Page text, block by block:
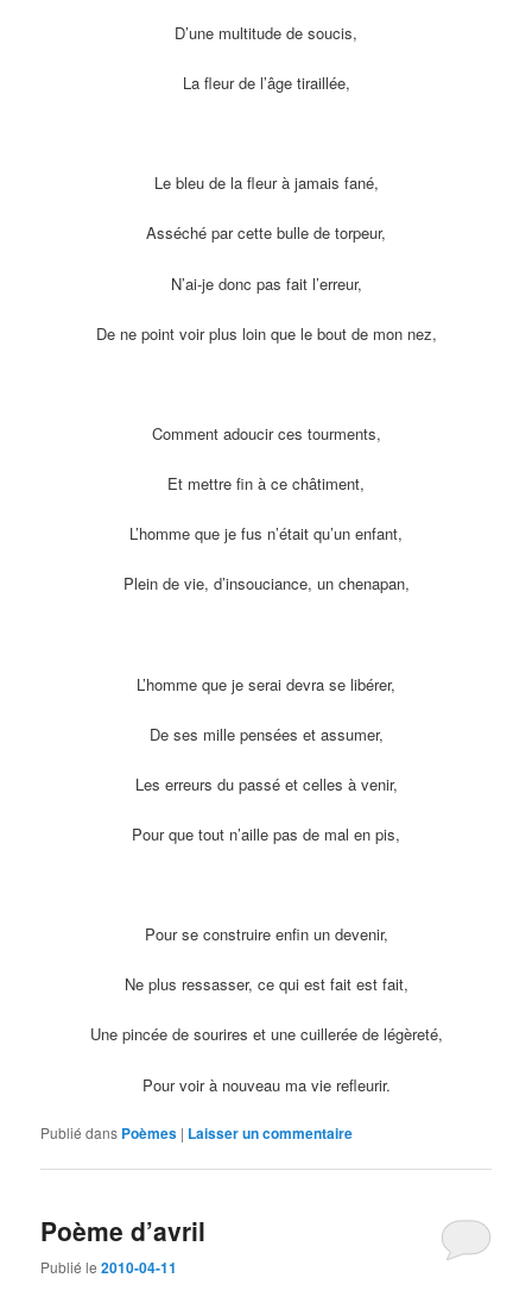
D’une multitude de soucis,
La fleur de l’âge tiraillée,
Le bleu de la fleur à jamais fané,
Asséché par cette bulle de torpeur,
N’ai-je donc pas fait l’erreur,
De ne point voir plus loin que le bout de mon nez,
Comment adoucir ces tourments,
Et mettre fin à ce châtiment,
L’homme que je fus n’était qu’un enfant,
Plein de vie, d’insouciance, un chenapan,
L’homme que je serai devra se libérer,
De ses mille pensées et assumer,
Les erreurs du passé et celles à venir,
Pour que tout n’aille pas de mal en pis,
Pour se construire enfin un devenir,
Ne plus ressasser, ce qui est fait est fait,
Une pincée de sourires et une cuillerée de légèreté,
Pour voir à nouveau ma vie refleurir.
Publié dans Poèmes | Laisser un commentaire
Poème d’avril
Publié le2010-04-11